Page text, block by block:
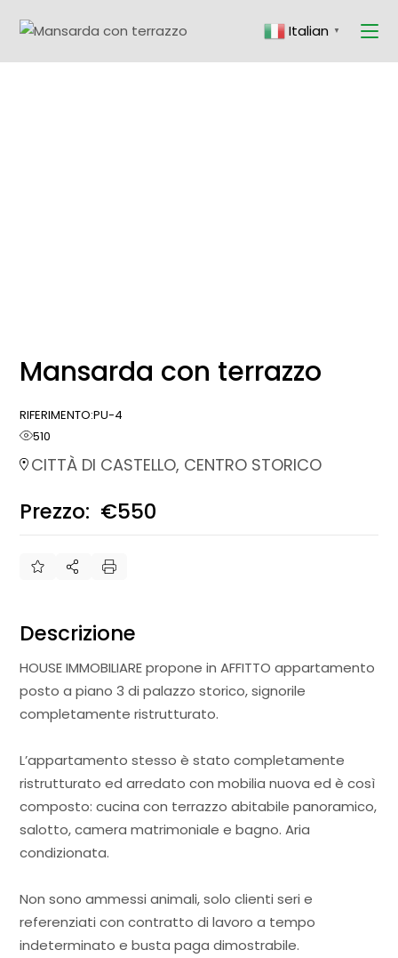
the Italian ▼
Mansarda con terrazzo
RIFERIMENTO:PU-4
510
CITTÀ DI CASTELLO, CENTRO STORICO
Prezzo: €550
Descrizione
HOUSE IMMOBILIARE propone in AFFITTO appartamento
posto a piano 3 di palazzo storico, signorile
completamente ristrutturato.
L’appartamento stesso è stato completamente
ristrutturato ed arredato con mobilia nuova ed è così
composto: cucina con terrazzo abitabile panoramico,
salotto, camera matrimoniale e bagno. Aria
condizionata.
Non sono ammessi animali, solo clienti seri e
referenziati con contratto di lavoro a tempo
indeterminato e busta paga dimostrabile.